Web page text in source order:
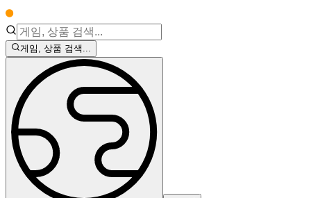
게임, 상품 검색...